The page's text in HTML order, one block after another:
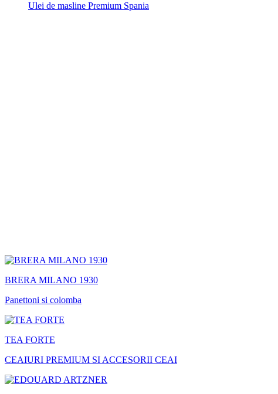
Ulei de masline Premium Spania
BRERA MILANO 1930
Panettoni si colomba
TEA FORTE
CEAIURI PREMIUM SI ACCESORII CEAI